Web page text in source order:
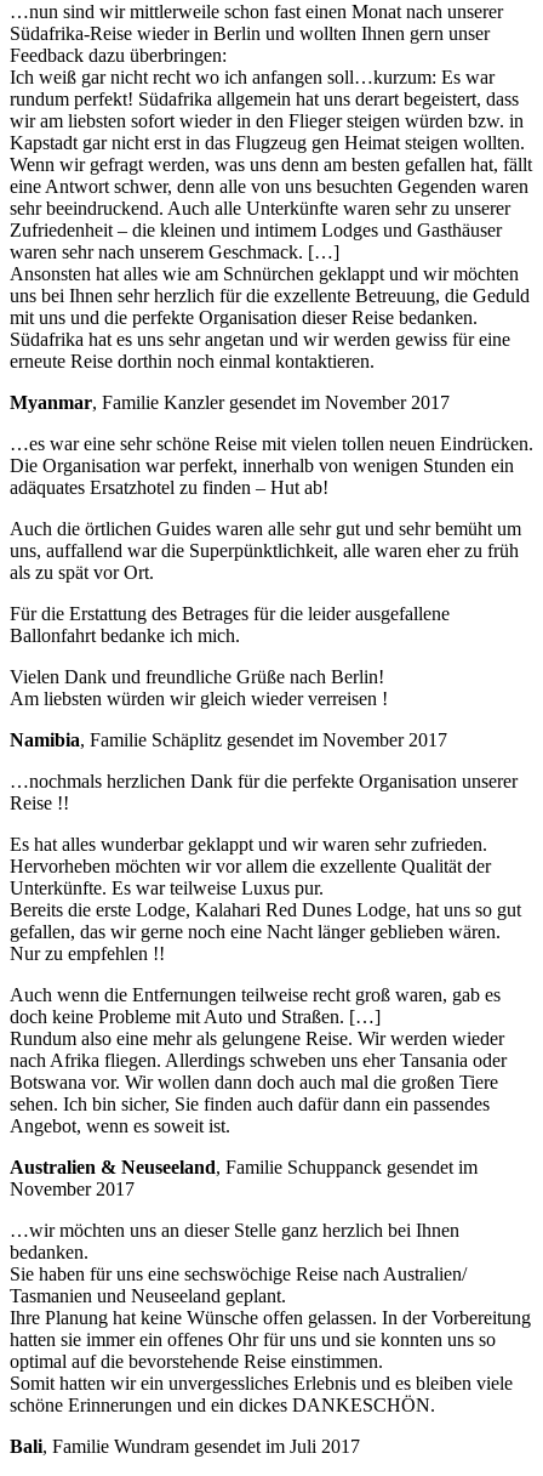
…nun sind wir mittlerweile schon fast einen Monat nach unserer
Südafrika-Reise wieder in Berlin und wollten Ihnen gern unser
Feedback dazu überbringen:
Ich weiß gar nicht recht wo ich anfangen soll…kurzum: Es war
rundum perfekt! Südafrika allgemein hat uns derart begeistert, dass
wir am liebsten sofort wieder in den Flieger steigen würden bzw. in
Kapstadt gar nicht erst in das Flugzeug gen Heimat steigen wollten.
Wenn wir gefragt werden, was uns denn am besten gefallen hat, fällt
eine Antwort schwer, denn alle von uns besuchten Gegenden waren
sehr beeindruckend. Auch alle Unterkünfte waren sehr zu unserer
Zufriedenheit – die kleinen und intimem Lodges und Gasthäuser
waren sehr nach unserem Geschmack. […]
Ansonsten hat alles wie am Schnürchen geklappt und wir möchten
uns bei Ihnen sehr herzlich für die exzellente Betreuung, die Geduld
mit uns und die perfekte Organisation dieser Reise bedanken.
Südafrika hat es uns sehr angetan und wir werden gewiss für eine
erneute Reise dorthin noch einmal kontaktieren.
Myanmar, Familie Kanzler gesendet im November 2017
…es war eine sehr schöne Reise mit vielen tollen neuen Eindrücken.
Die Organisation war perfekt, innerhalb von wenigen Stunden ein
adäquates Ersatzhotel zu finden – Hut ab!
Auch die örtlichen Guides waren alle sehr gut und sehr bemüht um
uns, auffallend war die Superpünktlichkeit, alle waren eher zu früh
als zu spät vor Ort.
Für die Erstattung des Betrages für die leider ausgefallene
Ballonfahrt bedanke ich mich.
Vielen Dank und freundliche Grüße nach Berlin!
Am liebsten würden wir gleich wieder verreisen !
Namibia, Familie Schäplitz gesendet im November 2017
…nochmals herzlichen Dank für die perfekte Organisation unserer
Reise !!
Es hat alles wunderbar geklappt und wir waren sehr zufrieden.
Hervorheben möchten wir vor allem die exzellente Qualität der
Unterkünfte. Es war teilweise Luxus pur.
Bereits die erste Lodge, Kalahari Red Dunes Lodge, hat uns so gut
gefallen, das wir gerne noch eine Nacht länger geblieben wären.
Nur zu empfehlen !!
Auch wenn die Entfernungen teilweise recht groß waren, gab es
doch keine Probleme mit Auto und Straßen. […]
Rundum also eine mehr als gelungene Reise. Wir werden wieder
nach Afrika fliegen. Allerdings schweben uns eher Tansania oder
Botswana vor. Wir wollen dann doch auch mal die großen Tiere
sehen. Ich bin sicher, Sie finden auch dafür dann ein passendes
Angebot, wenn es soweit ist.
Australien & Neuseeland, Familie Schuppanck gesendet im
November 2017
…wir möchten uns an dieser Stelle ganz herzlich bei Ihnen
bedanken.
Sie haben für uns eine sechswöchige Reise nach Australien/
Tasmanien und Neuseeland geplant.
Ihre Planung hat keine Wünsche offen gelassen. In der Vorbereitung
hatten sie immer ein offenes Ohr für uns und sie konnten uns so
optimal auf die bevorstehende Reise einstimmen.
Somit hatten wir ein unvergessliches Erlebnis und es bleiben viele
schöne Erinnerungen und ein dickes DANKESCHÖN.
Bali, Familie Wundram gesendet im Juli 2017